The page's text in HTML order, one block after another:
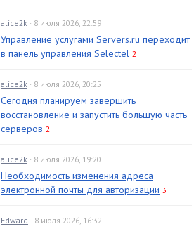
alice2k · 8 июля 2026, 22:59
Управление услугами Servers.ru переходит
в панель управления Selectel 2
alice2k · 8 июля 2026, 20:25
Сегодня планируем завершить
восстановление и запустить большую часть
серверов 2
alice2k · 8 июля 2026, 19:20
Необходимость изменения адреса
электронной почты для авторизации 3
Edward · 8 июля 2026, 16:32